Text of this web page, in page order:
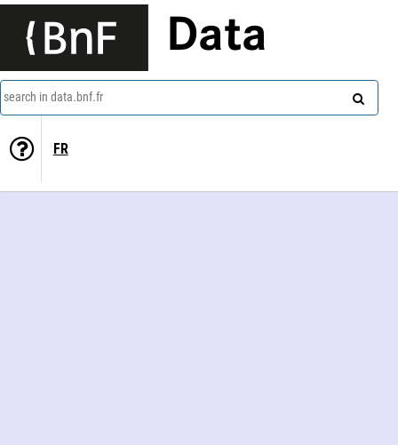
Data
search in data.bnf.fr
FR